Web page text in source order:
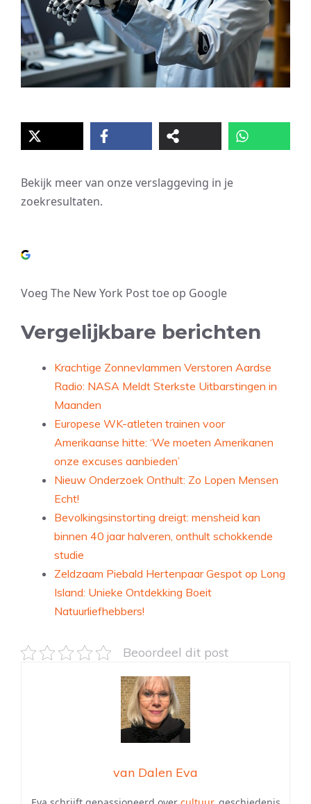
Bekijk meer van onze verslaggeving in je
zoekresultaten.
Voeg The New York Post toe op Google
Vergelijkbare berichten
Krachtige Zonnevlammen Verstoren Aardse
Radio: NASA Meldt Sterkste Uitbarstingen in
Maanden
Europese WK-atleten trainen voor
Amerikaanse hitte: ‘We moeten Amerikanen
onze excuses aanbieden’
Nieuw Onderzoek Onthult: Zo Lopen Mensen
Echt!
Bevolkingsinstorting dreigt: mensheid kan
binnen 40 jaar halveren, onthult schokkende
studie
Zeldzaam Piebald Hertenpaar Gespot op Long
Island: Unieke Ontdekking Boeit
Natuurliefhebbers!
Beoordeel dit post
van Dalen Eva